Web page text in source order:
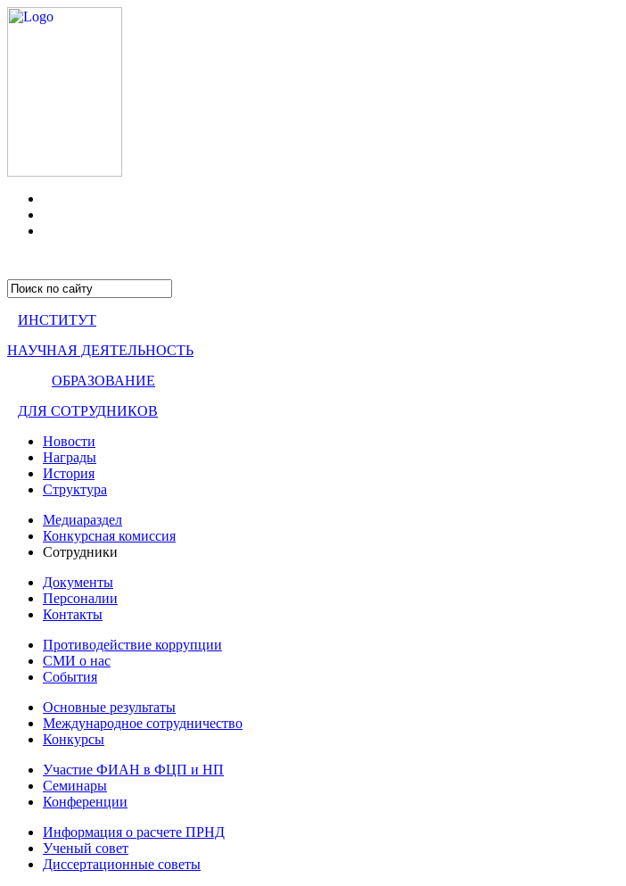
ИНСТИТУТ
НАУЧНАЯ ДЕЯТЕЛЬНОСТЬ
ОБРАЗОВАНИЕ
ДЛЯ СОТРУДНИКОВ
Новости
Награды
История
Структура
Медиараздел
Конкурсная комиссия
Сотрудники
Документы
Персоналии
Контакты
Противодействие коррупции
СМИ о нас
События
Основные результаты
Международное сотрудничество
Конкурсы
Участие ФИАН в ФЦП и НП
Семинары
Конференции
Информация о расчете ПРНД
Ученый совет
Диссертационные советы